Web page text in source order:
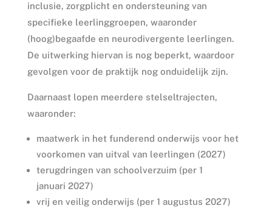
inclusie, zorgplicht en ondersteuning van
specifieke leerlinggroepen, waaronder
(hoog)begaafde en neurodivergente leerlingen.
De uitwerking hiervan is nog beperkt, waardoor
gevolgen voor de praktijk nog onduidelijk zijn.
Daarnaast lopen meerdere stelseltrajecten,
waaronder:
maatwerk in het funderend onderwijs voor het
voorkomen van uitval van leerlingen (2027)
terugdringen van schoolverzuim (per 1
januari 2027)
vrij en veilig onderwijs (per 1 augustus 2027)